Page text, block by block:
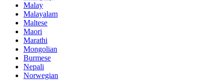
Malay
Malayalam
Maltese
Maori
Marathi
Mongolian
Burmese
Nepali
Norwegian